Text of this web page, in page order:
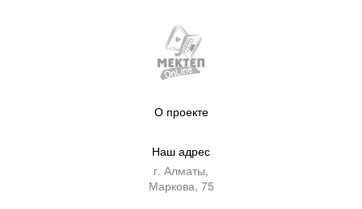
О проекте
Наш адрес
г. Алматы,
Маркова, 75